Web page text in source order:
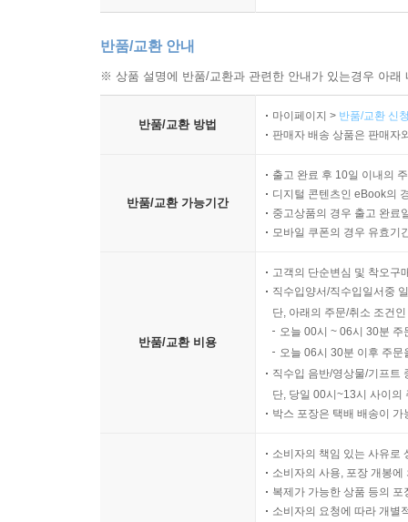
반품/교환 안내
※ 상품 설명에 반품/교환과 관련한 안내가 있는경우 아
반품/교환 방법
마이페이지 > 반품/교환 신
판매자 배송 상품은 판매자
반품/교환 가능기간
출고 완료 후 10일 이내의
디지털 콘텐츠인 eBook의
중고상품의 경우 출고 완료
모바일 쿠폰의 경우 유효기
반품/교환 비용
고객의 단순변심 및 착오구
직수입양서/직수입일서중
단, 아래의 주문/취소 조건
오늘 00시 ~ 06시 30분
오늘 06시 30분 이후 주
직수입 음반/영상물/기프트
단, 당일 00시~13시 사이의
박스 포장은 택배 배송이
소비자의 책임 있는 사유로
소비자의 사용, 포장 개봉
복제가 가능한 상품 등의
소비자의 요청에 따라 개별